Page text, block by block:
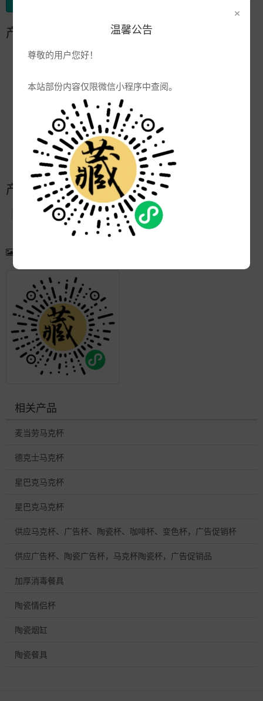
×
温馨公告
尊敬的用户您好！
本站部份内容仅限微信小程序中查阅。
产品参数
编号:
4159
厂商:
淄博恒瑞陶瓷有限公司
更新:
2010-06-18 8:39:41
产品简介
相关产品
麦当劳马克杯
德克士马克杯
星巴克马克杯
星巴克马克杯
供应马克杯、广告杯、陶瓷杯、咖啡杯、变色杯，广告促销杯
供应广告杯、陶瓷广告杯，马克杯陶瓷杯，广告促销品
加厚消毒餐具
陶瓷情侣杯
陶瓷烟缸
陶瓷餐具